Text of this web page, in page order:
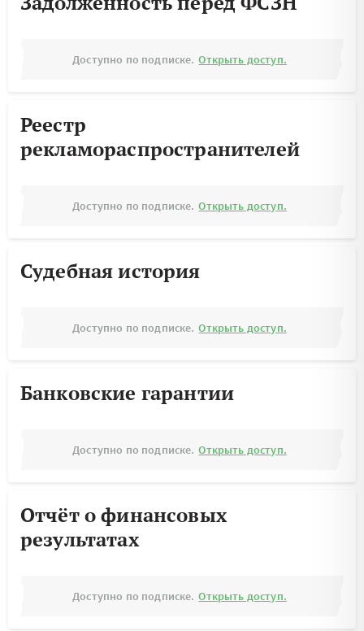
Доступно по подписке. Открыть доступ.
Реестр
рекламораспространителей
Доступно по подписке. Открыть доступ.
Судебная история
Доступно по подписке. Открыть доступ.
Банковские гарантии
Доступно по подписке. Открыть доступ.
Отчёт о финансовых
результатах
Доступно по подписке. Открыть доступ.